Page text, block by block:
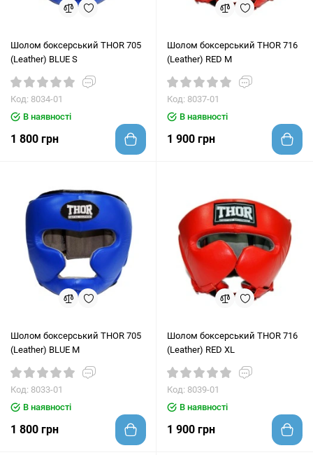
Шолом боксерський THOR 705
(Leather) BLUE S
Код: 8034-01
В наявності
1 800 грн
Шолом боксерський THOR 716
(Leather) RED M
Код: 8037-01
В наявності
1 900 грн
Шолом боксерський THOR 705
(Leather) BLUE M
Код: 8033-01
В наявності
1 800 грн
Шолом боксерський THOR 716
(Leather) RED XL
Код: 8039-01
В наявності
1 900 грн